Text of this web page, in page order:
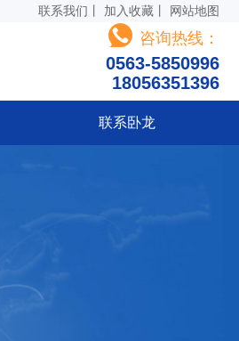
联系我们 加入收藏 网站地图
咨询热线：
0563-5850996
18056351396
联系卧龙